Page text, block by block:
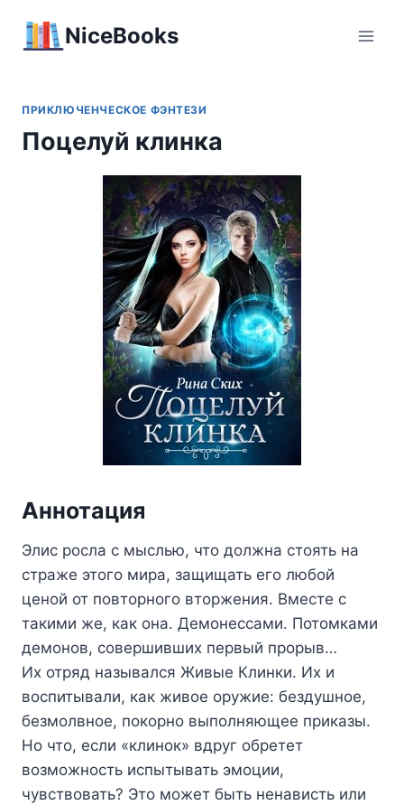
NiceBooks
ПРИКЛЮЧЕНЧЕСКОЕ ФЭНТЕЗИ
Поцелуй клинка
Аннотация
Элис росла с мыслью, что должна стоять на
страже этого мира, защищать его любой
ценой от повторного вторжения. Вместе с
такими же, как она. Демонессами. Потомками
демонов, совершивших первый прорыв…
Их отряд назывался Живые Клинки. Их и
воспитывали, как живое оружие: бездушное,
безмолвное, покорно выполняющее приказы.
Но что, если «клинок» вдруг обретет
возможность испытывать эмоции,
чувствовать? Это может быть ненависть или